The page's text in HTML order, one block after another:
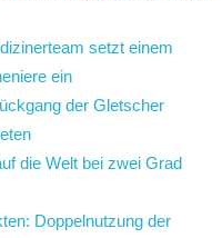
setzt einem
ein
der Gletscher
die Welt bei zwei Grad
Doppelnutzung der